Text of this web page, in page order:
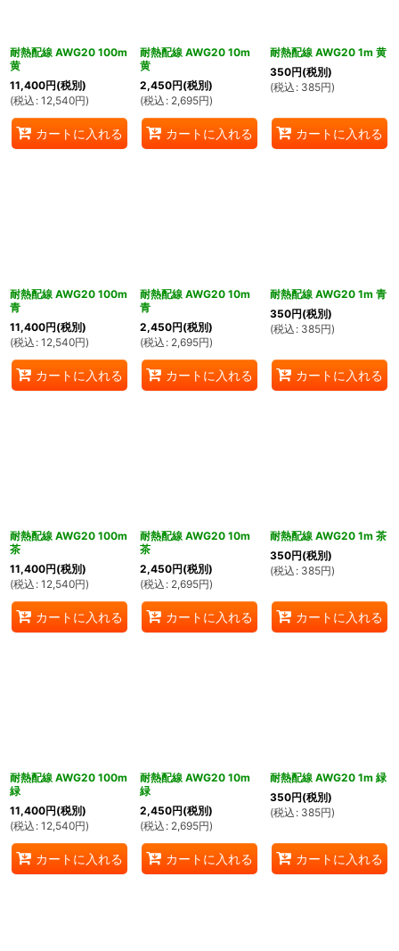
耐熱配線 AWG20 100m
黄
11,400円(税別)
(税込 : 12,540円)
カートに入れる
耐熱配線 AWG20 10m
黄
2,450円(税別)
(税込 : 2,695円)
カートに入れる
耐熱配線 AWG20 1m 黄
350円(税別)
(税込 : 385円)
カートに入れる
耐熱配線 AWG20 100m
青
11,400円(税別)
(税込 : 12,540円)
カートに入れる
耐熱配線 AWG20 10m
青
2,450円(税別)
(税込 : 2,695円)
カートに入れる
耐熱配線 AWG20 1m 青
350円(税別)
(税込 : 385円)
カートに入れる
耐熱配線 AWG20 100m
茶
11,400円(税別)
(税込 : 12,540円)
カートに入れる
耐熱配線 AWG20 10m
茶
2,450円(税別)
(税込 : 2,695円)
カートに入れる
耐熱配線 AWG20 1m 茶
350円(税別)
(税込 : 385円)
カートに入れる
耐熱配線 AWG20 100m
緑
11,400円(税別)
(税込 : 12,540円)
カートに入れる
耐熱配線 AWG20 10m
緑
2,450円(税別)
(税込 : 2,695円)
カートに入れる
耐熱配線 AWG20 1m 緑
350円(税別)
(税込 : 385円)
カートに入れる